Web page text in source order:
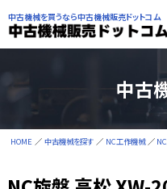
中古機械を買うなら中古機械販売ドットコム
中古
HOME 中古機械を探す NC工作機械